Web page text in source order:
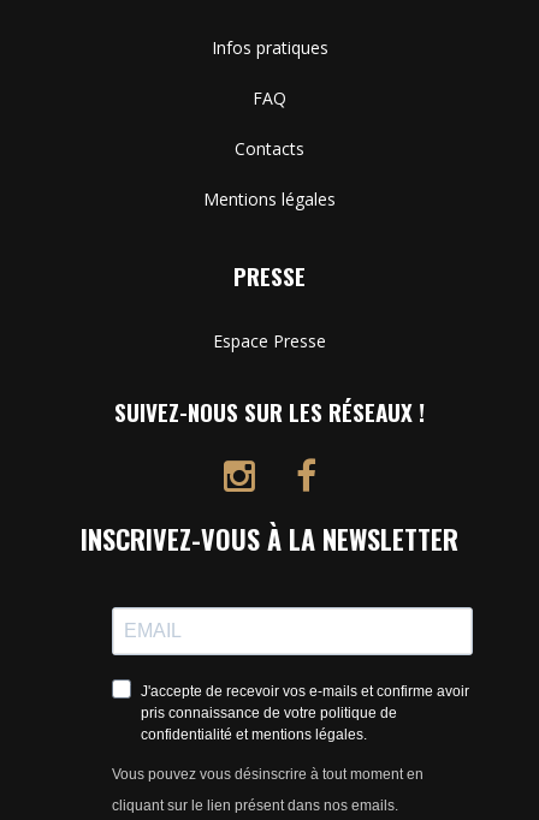
Infos pratiques
FAQ
Contacts
Mentions légales
PRESSE
Espace Presse
SUIVEZ-NOUS SUR LES RÉSEAUX !
INSCRIVEZ-VOUS À LA NEWSLETTER
J'accepte de recevoir vos e-mails et confirme avoir
pris connaissance de votre politique de
confidentialité et mentions légales.
Vous pouvez vous désinscrire à tout moment en
cliquant sur le lien présent dans nos emails.